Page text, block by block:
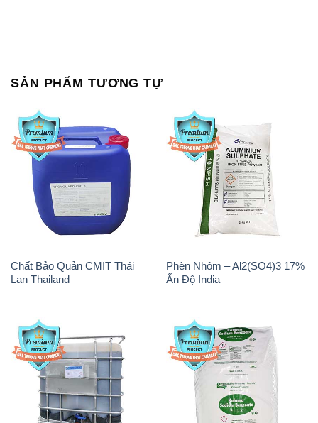
SẢN PHẨM TƯƠNG TỰ
Chất Bảo Quản CMIT Thái
Lan Thailand
Phèn Nhôm – Al2(SO4)3 17%
Ấn Độ India